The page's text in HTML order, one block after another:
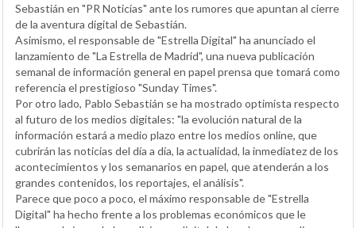
Sebastián en "PR Noticias" ante los rumores que apuntan al cierre
de la aventura digital de Sebastián.
Asimismo, el responsable de "Estrella Digital" ha anunciado el
lanzamiento de "La Estrella de Madrid", una nueva publicación
semanal de información general en papel prensa que tomará como
referencia el prestigioso "Sunday Times".
Por otro lado, Pablo Sebastián se ha mostrado optimista respecto
al futuro de los medios digitales: "la evolución natural de la
información estará a medio plazo entre los medios online, que
cubrirán las noticias del día a día, la actualidad, la inmediatez de los
acontecimientos y los semanarios en papel, que atenderán a los
grandes contenidos, los reportajes, el análisis".
Parece que poco a poco, el máximo responsable de "Estrella
Digital" ha hecho frente a los problemas económicos que le